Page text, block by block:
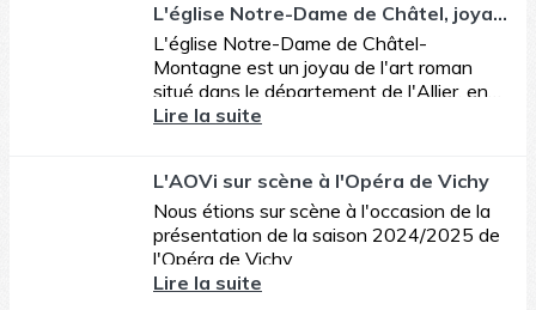
L'église Notre-Dame de Châtel, joyau de l'art roman
L'église Notre-Dame de Châtel-
Montagne est un joyau de l'art roman
situé dans le département de l'Allier, en
Auvergne
Lire la suite
L'AOVi sur scène à l'Opéra de Vichy
Nous étions sur scène à l'occasion de la
présentation de la saison 2024/2025 de
l'Opéra de Vichy
Lire la suite